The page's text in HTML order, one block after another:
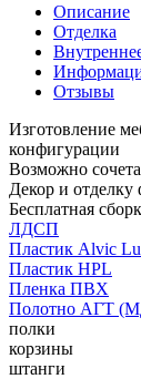
Описание
Отделка
Отзывы
Изготовление
конфигурации
Возможно
Декор и
Бесплатная
ЛДСП
Пластик Alvic
Пластик HPL
Пленка ПВХ
Полотно АГТ
полки
корзины
штанги